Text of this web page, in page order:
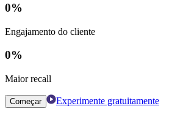
0%
Engajamento do cliente
0%
Maior recall
Começar Experimente gratuitamente